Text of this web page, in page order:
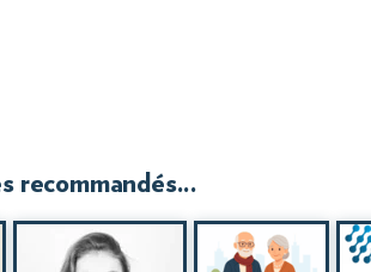
recommandés...